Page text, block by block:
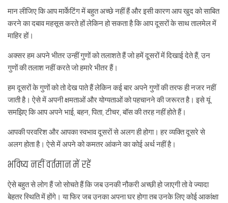
मान लीजिए कि आप मार्केटिंग में बहुत अच्छे नहीं हैं और इसी कारण आप खुद को साबित
करने का दबाव महसूस करते हों लेकिन हो सकता है कि आप दूसरों के साथ तालमेल में
माहिर हों।
अक्सर हम अपने भीतर उन्हीं गुणों को तलाशते हैं जो हमें दूसरों में दिखाई देते हैं, उन
गुणों की तलाश नहीं करते जो हमारे भीतर हैं।
हम दूसरों के गुणों को तो देख पाते हैं लेकिन कई बार अपने गुणों की तरफ ही नजर नहीं
जाती है। ऐसे में अपनी क्षमताओं और योग्यताओं को पहचानने की जरूरत है। इसे यूं
समझिए कि आप अपने भाई, बहन, पिता, टीचर, बॉस की तरह नहीं होते हैं।
आपकी परवरिश और आपका स्वभाव दूसरों से अलग ही होगा। हर व्यक्ति दूसरे से
अलग होता है। ऐसे में अपने को कमतर आंकने का कोई अर्थ नहीं है।
भविष्य नहीं वर्तमान में रहें
ऐसे बहुत से लोग हैं जो सोचते हैं कि जब उनकी नौकरी अच्छी हो जाएगी तो वे ज्यादा
बेहतर स्थिति में होंगे। या फिर जब उनका अपना घर होगा तब उनके लिए कोई आकांक्षा